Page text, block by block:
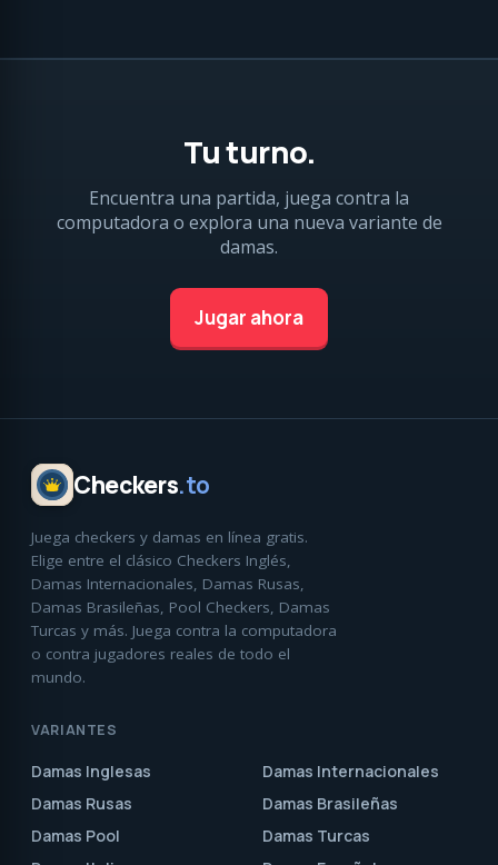
Tu turno.
Encuentra una partida, juega contra la
computadora o explora una nueva variante de
damas.
Jugar ahora
Checkers.to
Juega checkers y damas en línea gratis.
Elige entre el clásico Checkers Inglés,
Damas Internacionales, Damas Rusas,
Damas Brasileñas, Pool Checkers, Damas
Turcas y más. Juega contra la computadora
o contra jugadores reales de todo el
mundo.
VARIANTES
Damas Inglesas
Damas Internacionales
Damas Rusas
Damas Brasileñas
Damas Pool
Damas Turcas